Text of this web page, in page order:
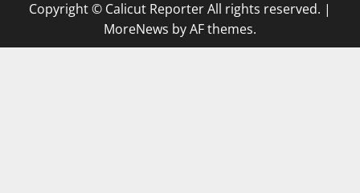
Copyright © Calicut Reporter All rights reserved. |
MoreNews by AF themes.